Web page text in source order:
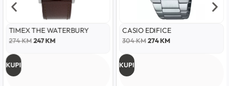
TIMEX THE WATERBURY
274KM247KM
KUPI
CASIO EDIFICE
304KM 274KM
KUPI